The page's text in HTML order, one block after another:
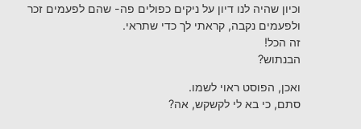
וכיון שהיה לנו דיון על ניקים כפולים פה- שהם לפעמים זכר
ולפעמים נקבה, קראתי לך כדי שתראי.
זה הכל!
הבנתוש?
ואכן, הפוסט ראוי לשמו.
סתם, כי בא לי לקשקש, אה?